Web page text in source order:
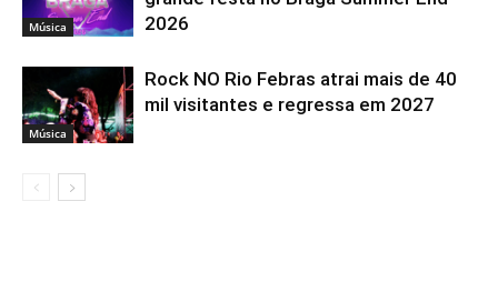
Música
2026
Música
Rock NO Rio Febras atrai mais de 40
mil visitantes e regressa em 2027